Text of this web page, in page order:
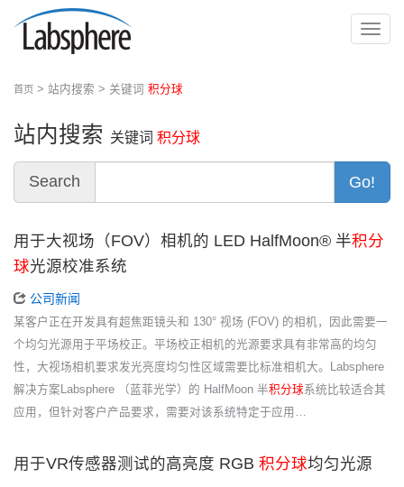
切
首页 > 站内搜索 > 关键词 积分球
站内搜索 关键词 积分球
Search Go!
用于大视场（FOV）相机的 LED HalfMoon® 半积分
球光源校准系统
公司新闻
某客户正在开发具有超焦距镜头和 130° 视场 (FOV) 的相机，因此需要一
个均匀光源用于平场校正。平场校正相机的光源要求具有非常高的均匀
性，大视场相机要求发光亮度均匀性区域需要比标准相机大。Labsphere
解决方案Labsphere （蓝菲光学）的 HalfMoon 半积分球系统比较适合其
应用，但针对客户产品要求，需要对该系统特定于应用…
用于VR传感器测试的高亮度 RGB 积分球均匀光源